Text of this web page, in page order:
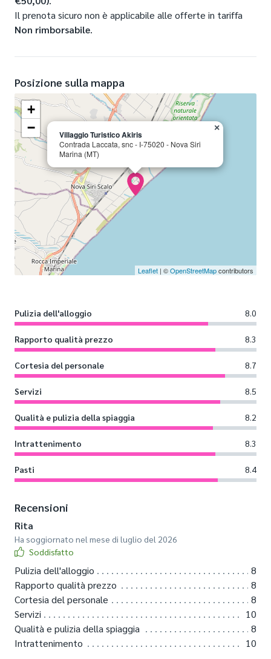
Il prenota sicuro non è applicabile alle offerte in tariffa
Non rimborsabile.
Posizione sulla mappa
Villaggio Turistico Akiris
Contrada Laccata, snc - I-75020 - Nova Siri
Marina (MT)
×
+
−
Leaflet | ©OpenStreetMapcontributors
Pulizia dell'alloggio 8.0
Rapporto qualità prezzo 8.3
Cortesia del personale 8.7
Servizi 8.5
Qualità e pulizia della spiaggia 8.2
Intrattenimento 8.3
Pasti 8.4
Recensioni
Rita
Ha soggiornato nel mese di luglio del 2026
Soddisfatto
Pulizia dell'alloggio
8
Rapporto qualità prezzo
8
Cortesia del personale
8
Servizi
10
Qualità e pulizia della spiaggia
8
Intrattenimento
10